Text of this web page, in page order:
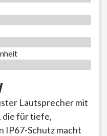
Lautsprecher mit
die für tiefe,
IP67-Schutz macht